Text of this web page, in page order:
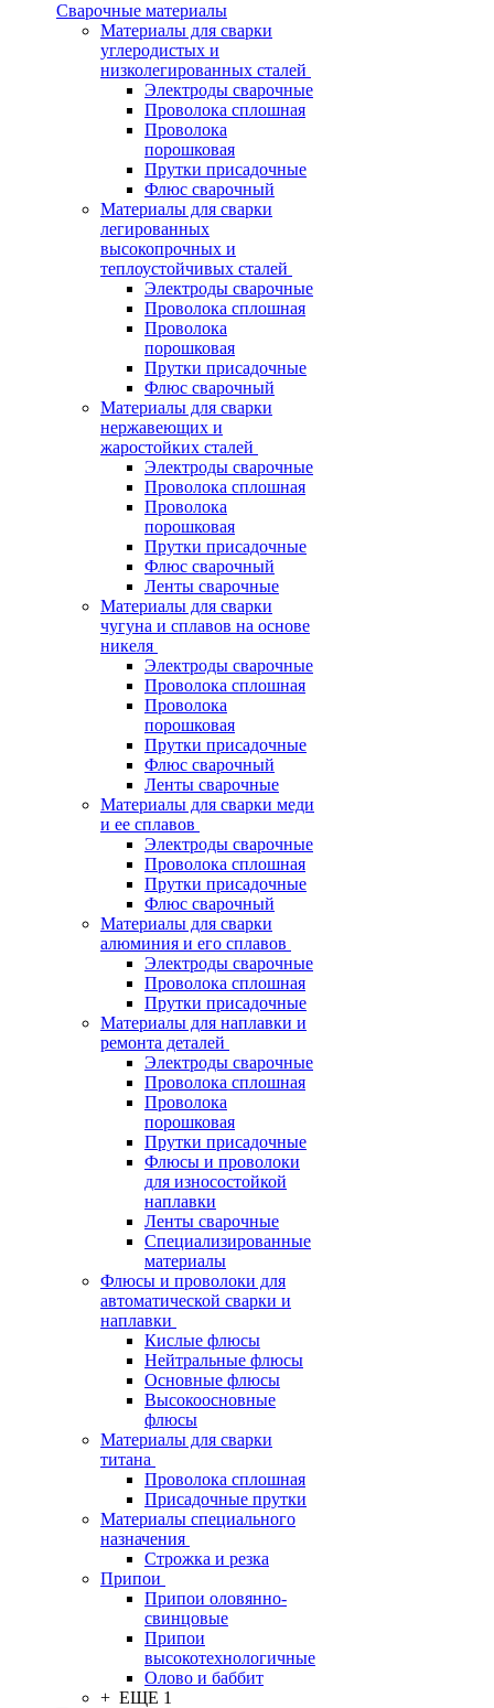
Сварочные материалы
Материалы для сварки
углеродистых и
низколегированных сталей
Электроды сварочные
Проволока сплошная
Проволока
порошковая
Прутки присадочные
Флюс сварочный
Материалы для сварки
легированных
высокопрочных и
теплоустойчивых сталей
Электроды сварочные
Проволока сплошная
Проволока
порошковая
Прутки присадочные
Флюс сварочный
Материалы для сварки
нержавеющих и
жаростойких сталей
Электроды сварочные
Проволока сплошная
Проволока
порошковая
Прутки присадочные
Флюс сварочный
Ленты сварочные
Материалы для сварки
чугуна и сплавов на основе
никеля
Электроды сварочные
Проволока сплошная
Проволока
порошковая
Прутки присадочные
Флюс сварочный
Ленты сварочные
Материалы для сварки меди
и ее сплавов
Электроды сварочные
Проволока сплошная
Прутки присадочные
Флюс сварочный
Материалы для сварки
алюминия и его сплавов
Электроды сварочные
Проволока сплошная
Прутки присадочные
Материалы для наплавки и
ремонта деталей
Электроды сварочные
Проволока сплошная
Проволока
порошковая
Прутки присадочные
Флюсы и проволоки
для износостойкой
наплавки
Ленты сварочные
Специализированные
материалы
Флюсы и проволоки для
автоматической сварки и
наплавки
Кислые флюсы
Нейтральные флюсы
Основные флюсы
Высокоосновные
флюсы
Материалы для сварки
титана
Проволока сплошная
Присадочные прутки
Материалы специального
назначения
Строжка и резка
Припои
Припои оловянно-
свинцовые
Припои
высокотехнологичные
Олово и баббит
+ ЕЩЕ 1